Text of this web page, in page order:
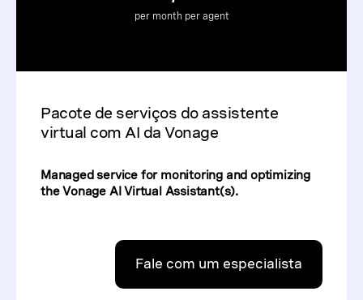
per month per agent
Pacote de serviços do assistente
virtual com AI da Vonage
Managed service for monitoring and optimizing
the Vonage AI Virtual Assistant(s).
Fale com um especialista